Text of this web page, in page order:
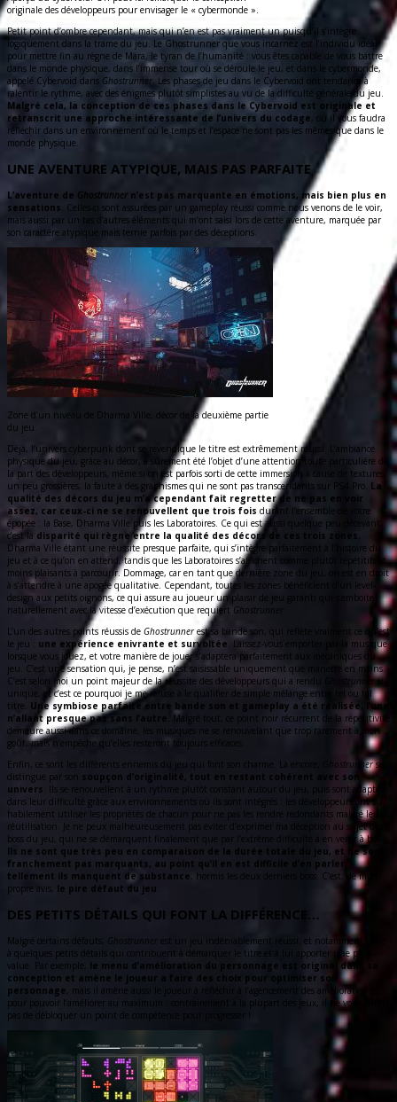
originale des développeurs pour envisager le « cybermonde ».
Petit point d’ombre cependant, mais qui n’en est pas vraiment un puisqu’il s’intègre
logiquement dans la trame du jeu. Le Ghostrunner que vous incarnez est l’individu idéal
pour mettre fin au règne de Mara, le tyran de l’humanité : vous êtes capable de vous battre
dans le monde physique, dans l’immense tour où se déroule le jeu, et dans le cybermonde,
appelé Cybervoid dans Ghostrunner. Les phases de jeu dans le Cybervoid ont tendance à
ralentir le rythme, avec des énigmes plutôt simplistes au vu de la difficulté générale du jeu.
Malgré cela, la conception de ces phases dans le Cybervoid est originale et
retranscrit une approche intéressante de l’univers du codage , où il vous faudra
réfléchir dans un environnement où le temps et l’espace ne sont pas les mêmes que dans le
monde physique.
UNE AVENTURE ATYPIQUE, MAIS PAS PARFAITE
L’aventure de Ghostrunner n’est pas marquante en émotions, mais bien plus en
sensations. Celles-ci sont assurées par un gameplay réussi comme nous venons de le voir,
mais aussi par un tas d’autres éléments qui m’ont saisi lors de cette aventure, marquée par
son caractère atypique mais ternie parfois par des déceptions.
Zone d’un niveau de Dharma Ville, décor de la deuxième partie
du jeu.
Déjà, l’univers cyberpunk dont se revendique le titre est extrêmement réussi. L’ambiance
physique du jeu, grâce au décor, a sûrement été l’objet d’une attention toute particulière de
la part des développeurs, même si on est parfois sorti de cette immersion à cause de textures
un peu grossières, la faute à des graphismes qui ne sont pas transcendants sur PS4 Pro. La
qualité des décors du jeu m’a cependant fait regretter de ne pas en voir
assez, car ceux-ci ne se renouvellent que trois fois durant l’ensemble de votre
épopée : la Base, Dharma Ville puis les Laboratoires. Ce qui est aussi quelque peu décevant,
c’est la disparité qui règne entre la qualité des décors de ces trois zones
Dharma Ville étant une réussite presque parfaite, qui s’intègre parfaitement à l’histoire du
jeu et à ce qu’on en attend, tandis que les Laboratoires s’affichent comme plutôt répétitifs et
moins plaisants à parcourir. Dommage, car en tant que dernière zone du jeu, on est en droit
à s’attendre à une apogée qualitative. Cependant, toutes les zones bénéficient d’un level-
design aux petits oignons, ce qui assure au joueur un plaisir de jeu garanti qui s’emboite
naturellement avec la vitesse d’exécution que requiert Ghostrunner
L’un des autres points réussis de Ghostrunnerest sa bande son, qui reflète vraiment ce qu’est
le jeu : une expérience enivrante et survoltée. Laissez-vous emporter par la musique
lorsque vous jouez, et votre manière de jouer s’adaptera parfaitement aux mécaniques du
jeu. C’est une sensation qui, je pense, n’est saisissable uniquement que manette en mains.
C’est selon moi un point majeur de la réussite des développeurs qui a rendu
Ghostrunnersi
unique, et c’est ce pourquoi je me refuse à le qualifier de simple mélange entre tel ou tel
titre. Une symbiose parfaite entre bande son et gameplay a été réalisée, l’une
n’allant presque pas sans l’autre . Malgré tout, ce point noir récurrent de la répétitivité
demeure aussi dans ce domaine, les musiques ne se renouvelant que trop rarement à mon
goût, mais n’empêche qu’elles resteront toujours efficaces.
Enfin, ce sont les différents ennemis du jeu qui font son charme. Là encore,
Ghostrunnerse
distingue par son soupçon d’originalité, tout en restant cohérent avec son
univers . Ils se renouvellent à un rythme plutôt constant autour du jeu, puis sont adaptés
dans leur difficulté grâce aux environnements où ils sont intégrés : les développeurs ont su
habilement utiliser les propriétés de chacun pour ne pas les rendre redondants malgré leur
réutilisation. Je ne peux malheureusement pas éviter d’exprimer ma déception au sujet des
boss du jeu, qui ne se démarquent finalement que par l’extrême difficulté à en venir à bout.
Ils ne sont que très peu en comparaison de la durée totale du jeu, et ne sont
franchement pas marquants, au point qu’il en est difficile d’en parler
tellement ils manquent de substance, hormis les deux derniers boss. C’est, de mon
propre avis, le pire défaut du jeu
DES PETITS DÉTAILS QUI FONT LA DIFFÉRENCE…
Malgré certains défauts, Ghostrunner est un jeu indéniablement réussi, et notamment grâce
à quelques petits détails qui contribuent à démarquer le titre et à lui apporter une plus-
value. Par exemple, le menu d’amélioration du personnage est original dans sa
conception et amène le joueur a faire des choix pour optimiser son
personnage , mais il amène aussi le joueur à réfléchir à l’agencement des améliorations
pour pouvoir l’améliorer au maximum : contrairement à la plupart des jeux, il ne vous suffira
pas de débloquer un point de compétence pour progresser !